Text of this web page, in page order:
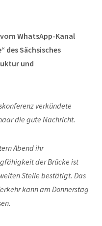
WhatsApp-Kanal
des Sächsisches
und
verkündete
die gute Nachricht.
Abend ihr
der Brücke ist
Stelle bestätigt. Das
kann am Donnerstag